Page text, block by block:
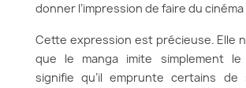
donner l’impression de faire du
Cette expression est précieuse. Elle
que le manga imite simplement le
signifie qu’il emprunte certains